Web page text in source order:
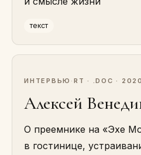
текст
ИНТЕРВЬЮ · RT · .DOC · 2020
Алексей
О преемнике на «Эхе
в гостинице,